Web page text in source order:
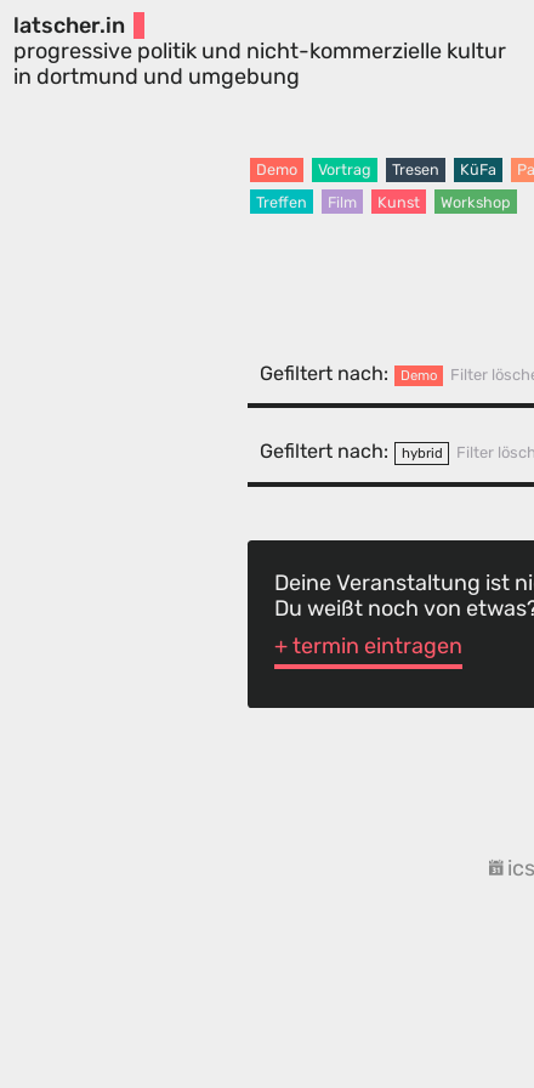
latscher.in
progressive politik und nicht-kommerzielle kultur
in dortmund und umgebung
Demo Vortrag Tresen KüFa
Treffen
Film Kunst Workshop
Gefiltert nach: Demo Filter
Gefiltert nach: hybrid Filter
Deine Veranstaltung ist
Du weißt noch von
+ termin eintragen
ics